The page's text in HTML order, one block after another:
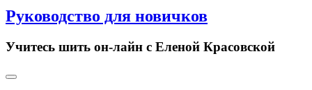
Руководство для новичков
Учитесь шить он-лайн с Еленой Красовской
Primary